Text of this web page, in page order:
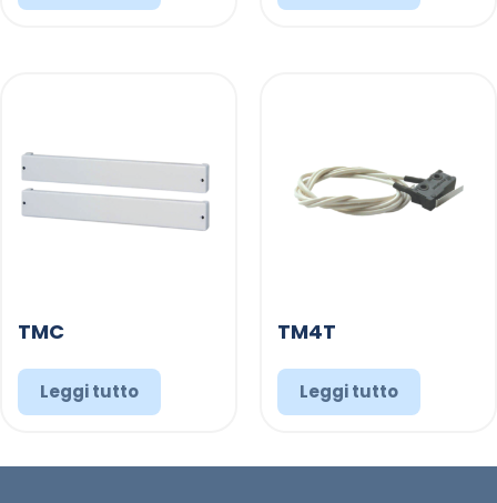
TMC
Leggi tutto
TM4T
Leggi tutto